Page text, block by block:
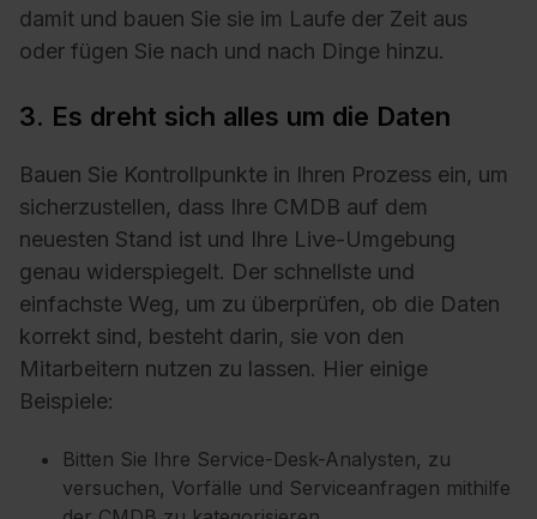
damit und bauen Sie sie im Laufe der Zeit aus
oder fügen Sie nach und nach Dinge hinzu.
3. Es dreht sich alles um die Daten
Bauen Sie Kontrollpunkte in Ihren Prozess ein, um
sicherzustellen, dass Ihre CMDB auf dem
neuesten Stand ist und Ihre Live-Umgebung
genau widerspiegelt. Der schnellste und
einfachste Weg, um zu überprüfen, ob die Daten
korrekt sind, besteht darin, sie von den
Mitarbeitern nutzen zu lassen. Hier einige
Beispiele:
Bitten Sie Ihre Service-Desk-Analysten, zu
versuchen, Vorfälle und Serviceanfragen mithilfe